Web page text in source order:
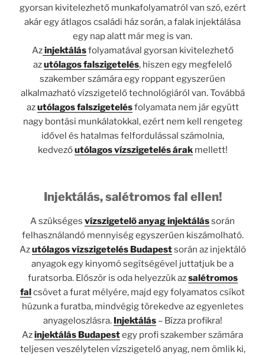
gyorsan kivitelezhető munkafolyamatról van szó, ezért
akár egy átlagos családi ház során, a falak injektálása
egy nap alatt már meg is van.
Azinjektálásfolyamatával gyorsan kivitelezhető
azutólagos falszigetelés, hiszen egy megfelelő
szakember számára egy roppant egyszerűen
alkalmazható vízszigetelő technológiáról van. Továbbá
azutólagos falszigetelésfolyamata nem jár együtt
nagy bontási munkálatokkal, ezért nem kell rengeteg
idővel és hatalmas felfordulással számolnia,
kedvezőutólagos vízszigetelés árakmellett!
Injektálás, salétromos fal ellen!
A szükséges vízszigetelő anyag injektálássorán
felhasználandó mennyiség egyszerűen kiszámolható.
Azutólagos vízszigetelés Budapestsorán az injektáló
anyagok egy kinyomó segítségével juttatjuk be a
furatsorba. Először is oda helyezzük azsalétromos
falcsövet a furat mélyére, majd egy folyamatos csíkot
húzunk a furatba, mindvégig törekedve az egyenletes
anyageloszlásra. Injektálás– Bízza profikra!
Azinjektálás Budapestegy profi szakember számára
teljesen veszélytelen vízszigetelő anyag, nem ömlik ki,